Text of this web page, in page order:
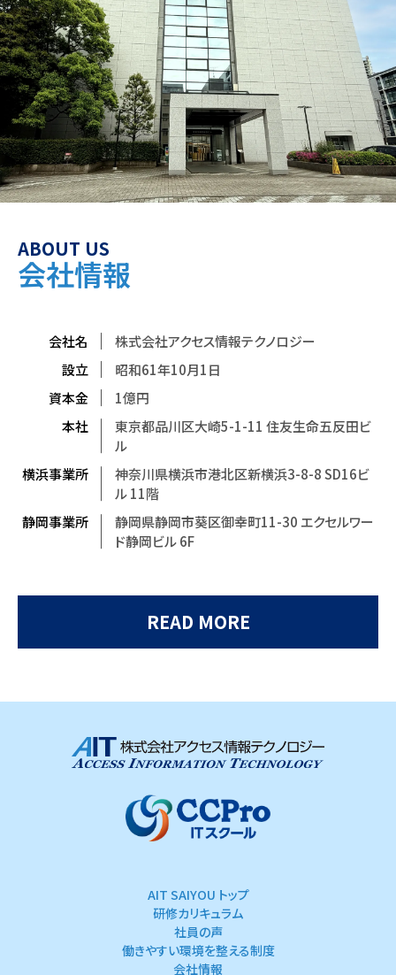
ABOUT US
会社情報
会社名
株式会社アクセス情報テクノロジー
設立
昭和61年10月1日
資本金
1億円
本社
東京都品川区大崎5-1-11 住友生命五反田ビ
ル
横浜事業所
神奈川県横浜市港北区新横浜3-8-8 SD16ビ
ル 11階
静岡事業所
静岡県静岡市葵区御幸町11-30 エクセルワー
ド静岡ビル 6F
READ MORE
AIT SAIYOU トップ
研修カリキュラム
社員の声
働きやすい環境を整える制度
会社情報